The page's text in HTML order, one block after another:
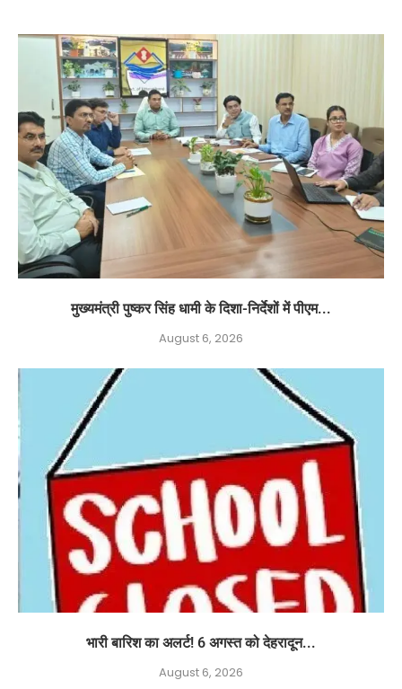
मुख्यमंत्री पुष्कर सिंह धामी के दिशा-निर्देशों में पीएम...
August 6, 2026
भारी बारिश का अलर्ट! 6 अगस्त को देहरादून...
August 6, 2026